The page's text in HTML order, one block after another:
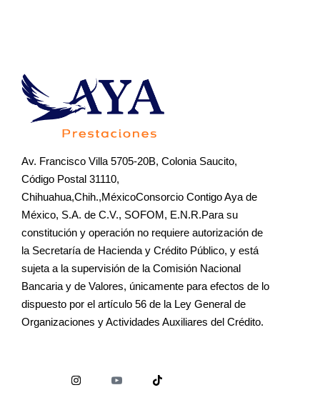
Av. Francisco Villa 5705-20B, Colonia Saucito,
Código Postal 31110,
Chihuahua,Chih.,MéxicoConsorcio Contigo Aya de
México, S.A. de C.V., SOFOM, E.N.R.Para su
constitución y operación no requiere autorización de
la Secretaría de Hacienda y Crédito Público, y está
sujeta a la supervisión de la Comisión Nacional
Bancaria y de Valores, únicamente para efectos de lo
dispuesto por el artículo 56 de la Ley General de
Organizaciones y Actividades Auxiliares del Crédito.